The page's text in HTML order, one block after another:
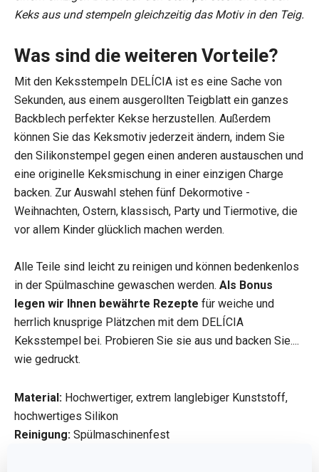
Keks aus und stempeln gleichzeitig das Motiv in den Teig.
Was sind die weiteren Vorteile?
Mit den Keksstempeln DELÍCIA ist es eine Sache von
Sekunden, aus einem ausgerollten Teigblatt ein ganzes
Backblech perfekter Kekse herzustellen. Außerdem
können Sie das Keksmotiv jederzeit ändern, indem Sie
den Silikonstempel gegen einen anderen austauschen und
eine originelle Keksmischung in einer einzigen Charge
backen. Zur Auswahl stehen fünf Dekormotive -
Weihnachten, Ostern, klassisch, Party und Tiermotive, die
vor allem Kinder glücklich machen werden.
Alle Teile sind leicht zu reinigen und können bedenkenlos
in der Spülmaschine gewaschen werden. Als Bonus
legen wir Ihnen bewährte Rezepte für weiche und
herrlich knusprige Plätzchen mit dem DELÍCIA
Keksstempel bei. Probieren Sie sie aus und backen Sie....
wie gedruckt.
Material: Hochwertiger, extrem langlebiger Kunststoff,
hochwertiges Silikon
Reinigung: Spülmaschinenfest